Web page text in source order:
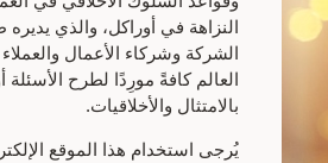
النزاهة في أوراكل، والذي
الشركة وشركاء الأعمال
العالم كافةً مورِدًا لطرح
بالامتثال والأخلاقيات.
يُرجى استخدام هذا الموقع